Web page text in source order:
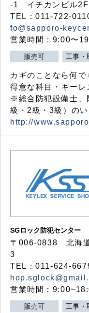
-1 イチカンビル2F
TEL：011-722-
fo@sapporo-
営業時間：9:00〜
販売可 工事・
カギのことなら何で
得意な科目・キー
※総合防犯設備士、
級・2級・3級）の
http://
SGロック防犯センター
〒006-0838 北海
3
TEL：011-624-
営業時間：
販売可 工事・